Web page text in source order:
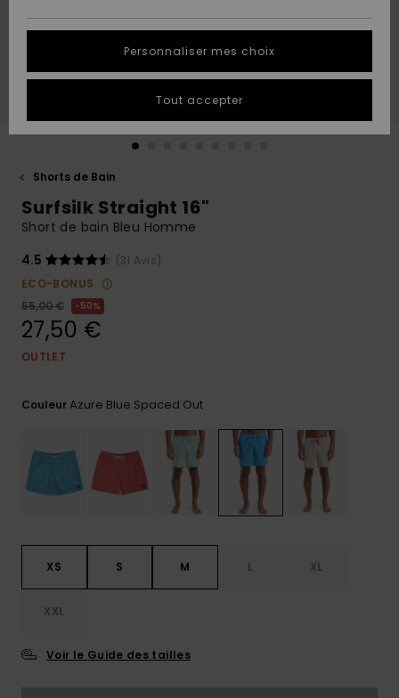
A
Découvrir
A
Découvrir
tailles
conversation
plus rapide
à votre
Démarrer
les plus
fréquentes
et notre
formulaire
de
contact.
Consulter
QUIKSILVER
Shorts de Bain
Surfsilk Straight 16"
Short de bain Bleu Homme
4.5
(31 Avis)
ECO-BONUS
55,00 €
50%
27,50 €
OUTLET
CouleurAzure Blue Spaced Out
XS S M L XL
XXL
Voir le Guide des tailles
Personnaliser mes choix
Tout accepter